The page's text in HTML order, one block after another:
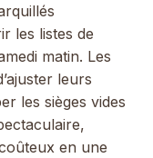
les listes de
matin. Les
leurs
les sièges vides
en une